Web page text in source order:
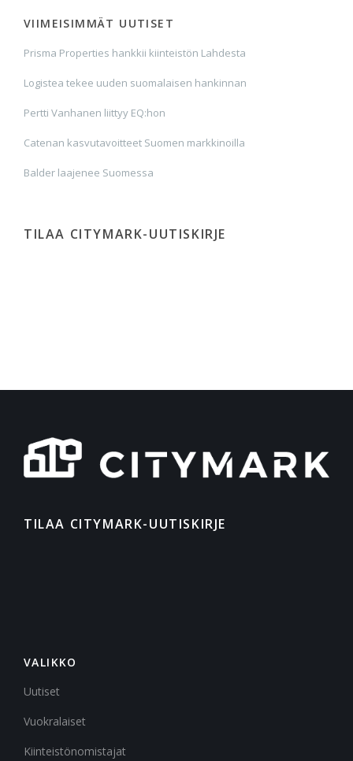
VIIMEISIMMÄT UUTISET
Prisma Properties hankkii kiinteistön Lahdesta
Logistea tekee uuden suomalaisen hankinnan
Pertti Vanhanen liittyy EQ:hon
Catenan kasvutavoitteet Suomen markkinoilla
Balder laajenee Suomessa
TILAA CITYMARK-UUTISKIRJE
TILAA CITYMARK-UUTISKIRJE
VALIKKO
Uutiset
Vuokralaiset
Kiinteistönomistajat